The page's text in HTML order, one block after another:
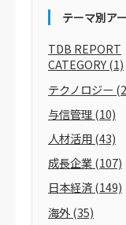
テーマ別ア
TDB REPORT
CATEGORY(1)
テクノロジー
与信管理(10)
人材活用(43)
成長企業(107)
日本経済(149)
海外(35)